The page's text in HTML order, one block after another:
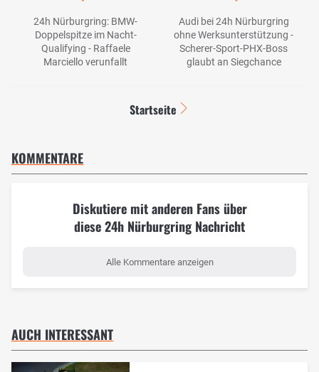
24h Nürburgring: BMW-
Doppelspitze im Nacht-
Qualifying - Raffaele
Marciello verunfallt
Audi bei 24h Nürburgring
ohne Werksunterstützung -
Scherer-Sport-PHX-Boss
glaubt an Siegchance
Startseite
KOMMENTARE
Diskutiere mit anderen Fans über
diese 24h Nürburgring Nachricht
Alle Kommentare anzeigen
AUCH INTERESSANT